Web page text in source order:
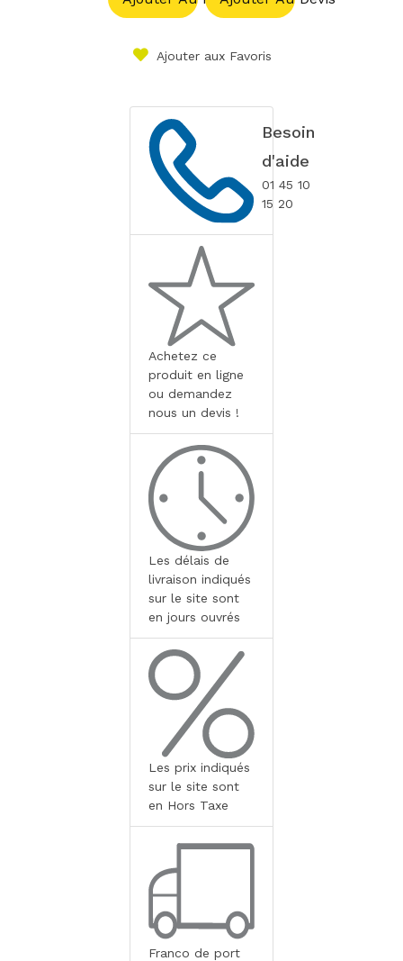
Ajouter aux Favoris
Besoin
d'aide
01 45 10
15 20
Achetez ce
produit en ligne
ou demandez
nous un devis !
Les délais de
livraison indiqués
sur le site sont
en jours ouvrés
Les prix indiqués
sur le site sont
en Hors Taxe
Franco de port